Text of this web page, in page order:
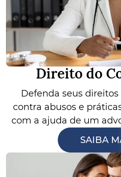
Direito do
Defenda seus
contra abusos e
com a ajuda de um
SAIBA